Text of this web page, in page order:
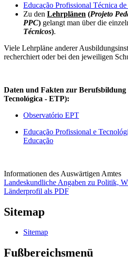
Educação Profissional Técnica
Zu den Lehrplänen (Projeto
PPC) gelangt man über die
Técnicos).
Viele Lehrpläne anderer
recherchiert oder bei den jeweiligen
Daten und Fakten zur Berufsbildung
Tecnológica - ETP):
Observatório EPT
Educação Profissional e
Educação
Informationen des Auswärtigen Amtes
Landeskundliche Angaben zu Politik,
Länderprofil als PDF
Sitemap
Sitemap
Fußbereichsmenü